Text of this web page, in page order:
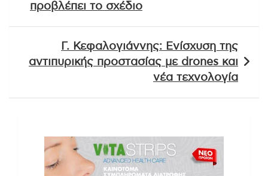
προβλέπει το σχέδιο
Γ. Κεφαλογιάννης: Ενίσχυση της
αντιπυρικής προστασίας με drones και
νέα τεχνολογία